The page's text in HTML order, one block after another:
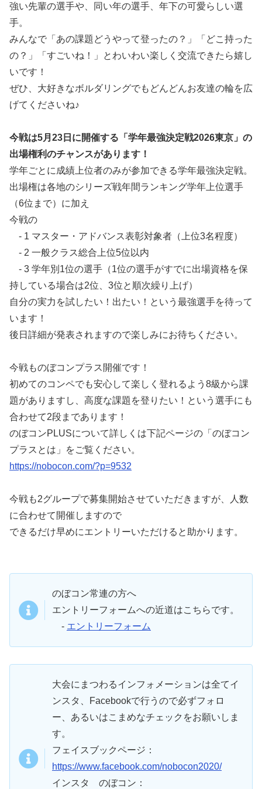
強い先輩の選手や、同い年の選手、年下の可愛らしい選
手。
みんなで「あの課題どうやって登ったの？」「どこ持った
の？」「すごいね！」とわいわい楽しく交流できたら嬉し
いです！
ぜひ、大好きなボルダリングでもどんどんお友達の輪を広
げてくださいね♪
今戦は5月23日に開催する「学年最強決定戦2026東京」の
出場権利のチャンスがあります！
学年ごとに成績上位者のみが参加できる学年最強決定戦。
出場権は各地のシリーズ戦年間ランキング学年上位選手
（6位まで）に加え
今戦の
- 1 マスター・アドバンス表彰対象者（上位3名程度）
- 2 一般クラス総合上位5位以内
- 3 学年別1位の選手（1位の選手がすでに出場資格を保
持している場合は2位、3位と順次繰り上げ）
自分の実力を試したい！出たい！という最強選手を待って
います！
後日詳細が発表されますので楽しみにお待ちください。
今戦ものぼコンプラス開催です！
初めてのコンペでも安心して楽しく登れるよう8級から課
題がありますし、高度な課題を登りたい！という選手にも
合わせて2段まであります！
のぼコンPLUSについて詳しくは下記ページの「のぼコン
プラスとは」をご覧ください。
https://nobocon.com/?p=9532
今戦も2グループで募集開始させていただきますが、人数
に合わせて開催しますので
できるだけ早めにエントリーいただけると助かります。
のぼコン常連の方へ
エントリーフォームへの近道はこちらです。
- エントリーフォーム
大会にまつわるインフォメーションは全てイ
ンスタ、Facebookで行うので必ずフォロ
ー、あるいはこまめなチェックをお願いしま
す。
フェイスブックページ：
https://www.facebook.com/nobocon2020/
インスタ のぼコン：